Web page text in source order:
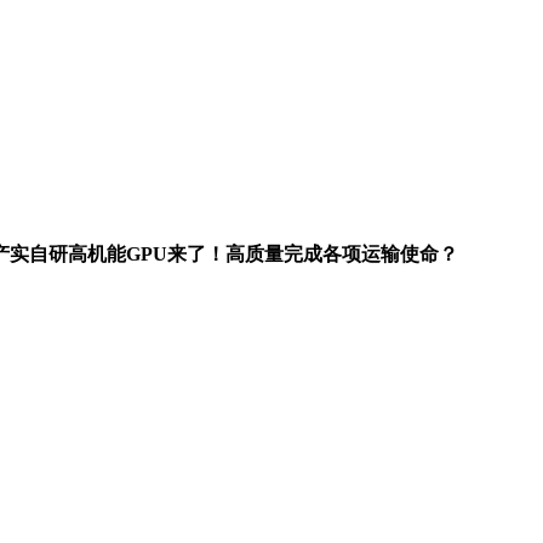
实自研高机能GPU来了！高质量完成各项运输使命？